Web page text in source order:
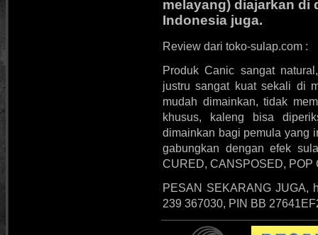
melayang) diajarkan di
Indonesia juga.
Review dari toko-sulap.com :
Produk Canic sangat
justru sangat kuat sekali di
mudah dimainkan, tidak
khusus, kaleng bisa
dimainkan bagi pemula yang
gabungkan dengan efek
CURED, CANSPOSED, POP
PESAN SEKARANG JUGA,
239 367030, PIN BB